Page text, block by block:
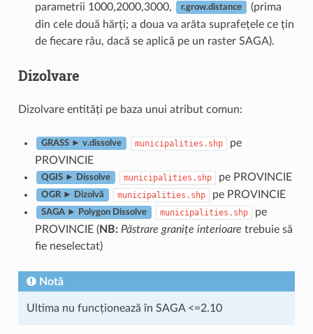
parametrii 1000,2000,3000,
r.grow.distance
(prima
din cele două hărți; a doua va arăta suprafețele ce țin
de fiecare râu, dacă se aplică pe un raster SAGA).
Dizolvare
Dizolvare entități pe baza unui atribut comun:
GRASS ► v.dissolve municipalities.shp
pe
PROVINCIE
QGIS ► Dissolve municipalities.shp pe PROVINCIE
OGR ► Dizolvă municipalities.shp pe PROVINCIE
SAGA ► Polygon Dissolve municipalities.shp
pe
PROVINCIE (NB: Păstrare granițe interioare trebuie să
fie neselectat)
Notă
Ultima nu funcționează în SAGA <=2.10